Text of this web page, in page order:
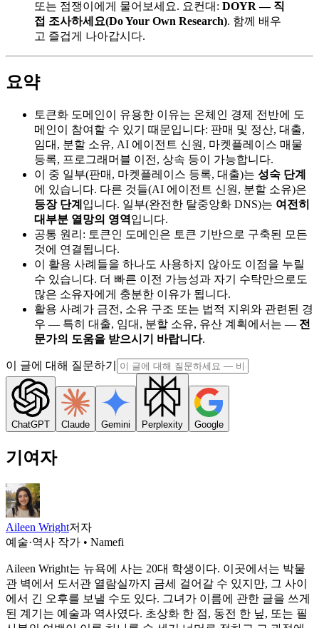
또는 점쟁이에게 물어보세요. 요컨대: DOYR — 직
접 조사하세요(Do Your Own Research). 함께 배우
고 즐겁게 나아갑시다.
요약
토큰화 도메인이 유용한 이유는 온체인 경제 전반에 도
메인이 참여할 수 있기 때문입니다: 판매 및 정산, 대출,
임대, 분할 소유, AI 에이전트 신원, 마켓플레이스 매물
등록, 프로그래머블 이전, 상속 등이 가능합니다.
이 중 일부(판매, 마켓플레이스 등록, 대출)는 성숙 단계
에 있습니다. 다른 것들(AI 에이전트 신원, 분할 소유)은
등장 단계 입니다. 일부(완전한 탈중앙화 DNS)는 여전히
대부분 열망의 영역입니다.
공통 원리: 토큰인 도메인은 토큰 기반으로 구축된 모든
것에 연결됩니다.
이 활용 사례들을 하나도 사용하지 않아도 이점을 누릴
수 있습니다. 더 빠른 이전 가능성과 자기 수탁만으로도
많은 소유자에게 충분한 이유가 됩니다.
활용 사례가 금전, 소유 구조 또는 법적 지위와 관련된 경
우 — 특히 대출, 임대, 분할 소유, 유산 계획에서는 — 전
문가의 도움을 받으시기 바랍니다.
이 글에 대해 질문하기
ChatGPT Claude Gemini Perplexity Google
기여자
Aileen Wright저자
예술·역사 작가 • Namefi
Aileen Wright는 뉴욕에 사는 20대 학생이다. 이곳에서는 박물
관 벽에서 도서관 열람실까지 금세 걸어갈 수 있지만, 그 사이
에서 긴 오후를 보낼 수도 있다. 그녀가 이름에 관한 글을 쓰게
된 계기는 예술과 역사였다. 초상화 한 점, 동전 한 닢, 또는 필